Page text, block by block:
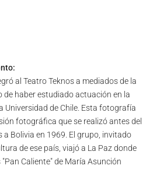
al Teatro Teknos a mediados de la
de haber estudiado actuación en la
Universidad de Chile. Esta fotografía
fotográfica que se realizó antes del
a Bolivia en 1969. El grupo, invitado
de ese país, viajó a La Paz donde
Caliente" de María Asunción